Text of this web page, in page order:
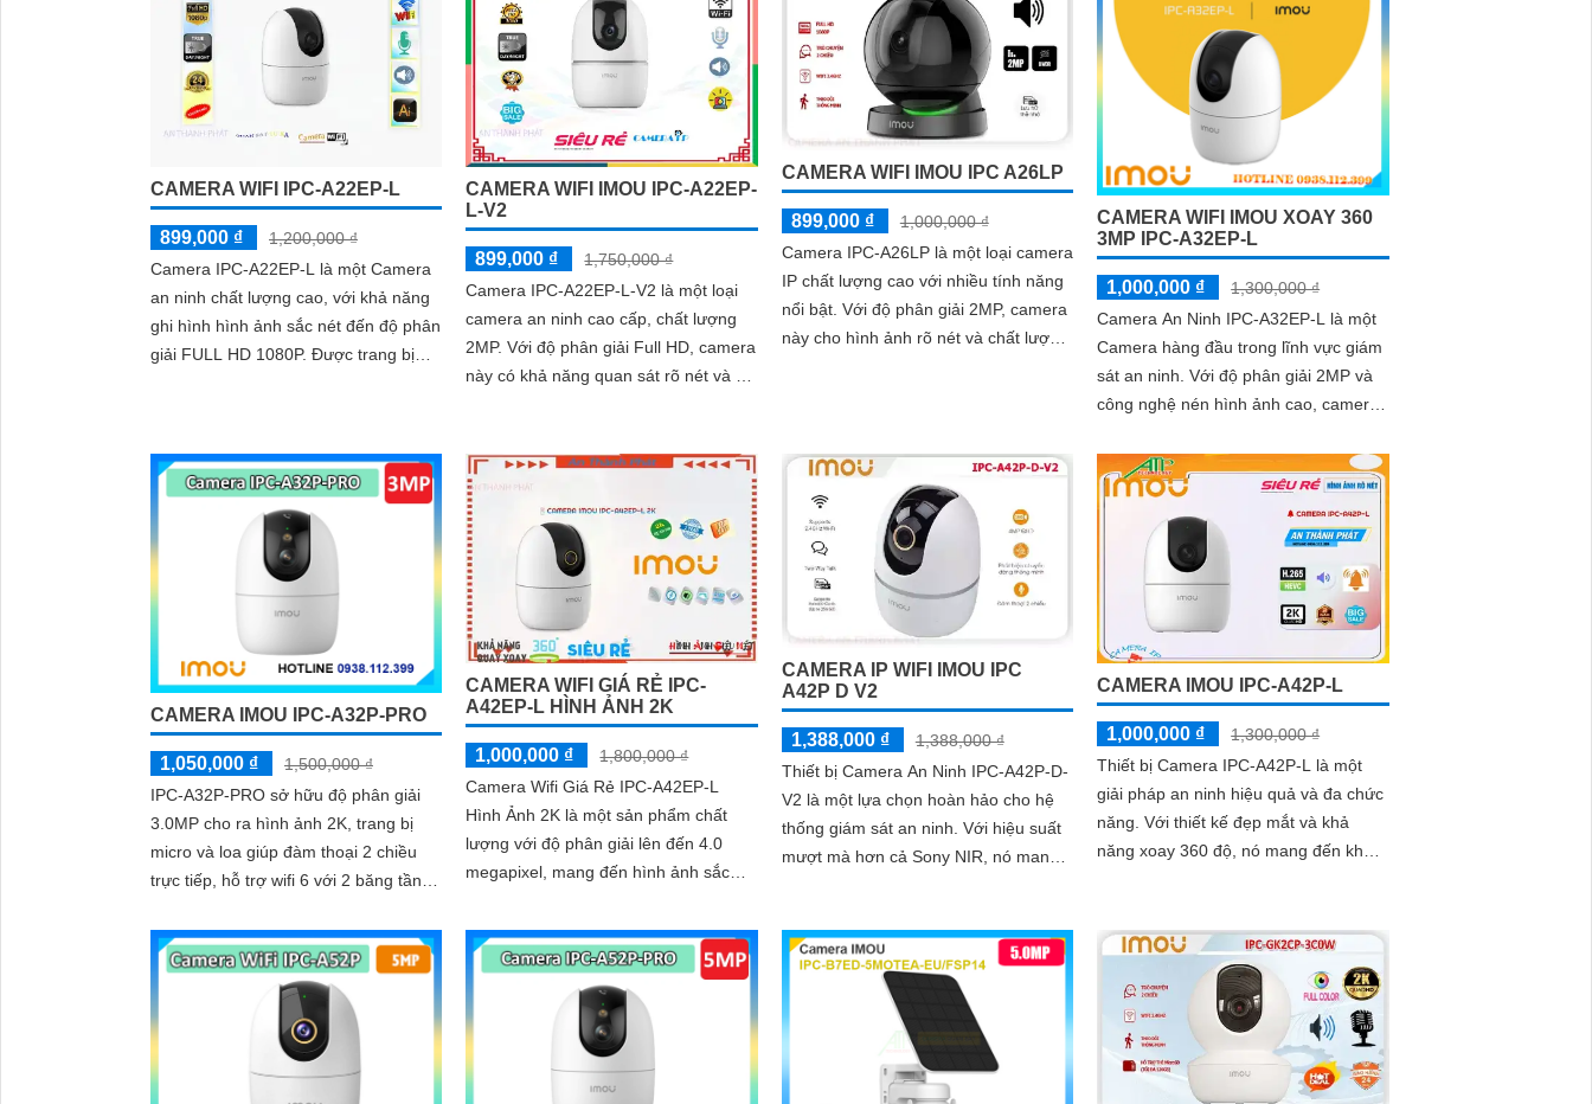
CAMERA WIFI IPC-A22EP-L
899,000 ₫
1,200,000 ₫
Camera IPC-A22EP-L là một Camera
an ninh chất lượng cao, với khả năng
ghi hình hình ảnh sắc nét đến độ phân
giải FULL HD 1080P. Được trang bị
CAMERA WIFI IMOU IPC-A22EP-
L-V2
899,000 ₫
1,750,000 ₫
Camera IPC-A22EP-L-V2 là một loại
camera an ninh cao cấp, chất lượng
2MP. Với độ phân giải Full HD, camera
này có khả năng quan sát rõ nét và chi
CAMERA WIFI IMOU IPC A26LP
899,000 ₫
1,000,000 ₫
Camera IPC-A26LP là một loại camera
IP chất lượng cao với nhiều tính năng
nổi bật. Với độ phân giải 2MP, camera
này cho hình ảnh rõ nét và chất lượng
CAMERA WIFI IMOU XOAY 360
3MP IPC-A32EP-L
1,000,000 ₫
1,300,000 ₫
Camera An Ninh IPC-A32EP-L là một
Camera hàng đầu trong lĩnh vực giám
sát an ninh. Với độ phân giải 2MP và
công nghệ nén hình ảnh cao, camera
nét và chất lượng cao
CAMERA IMOU IPC-A32P-PRO
1,050,000 ₫
1,500,000 ₫
IPC-A32P-PRO sở hữu độ phân giải
3.0MP cho ra hình ảnh 2K, trang bị
micro và loa giúp đàm thoại 2 chiều
trực tiếp, hỗ trợ wifi 6 với 2 băng tần 2.
CAMERA WIFI GIÁ RẺ IPC-
A42EP-L HÌNH ẢNH 2K
1,000,000 ₫
1,800,000 ₫
Camera Wifi Giá Rẻ IPC-A42EP-L
Hình Ảnh 2K là một sản phẩm chất
lượng với độ phân giải lên đến 4.0
megapixel, mang đến hình ảnh sắc
qua công...
CAMERA IP WIFI IMOU IPC
A42P D V2
1,388,000 ₫
1,388,000 ₫
Thiết bị Camera An Ninh IPC-A42P-D-
V2 là một lựa chọn hoàn hảo cho hệ
thống giám sát an ninh. Với hiệu suất
mượt mà hơn cả Sony NIR, nó mang
10m
CAMERA IMOU IPC-A42P-L
1,000,000 ₫
1,300,000 ₫
Thiết bị Camera IPC-A42P-L là một
giải pháp an ninh hiệu quả và đa chức
năng. Với thiết kế đẹp mắt và khả
năng xoay 360 độ, nó mang đến khả